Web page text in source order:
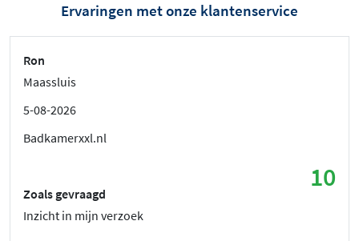
Ervaringen met onze klantenservice
Ron
Maassluis
5-08-2026
Badkamerxxl.nl
10
Zoals gevraagd
Inzicht in mijn verzoek